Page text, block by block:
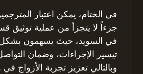
في الختام، يمكن اعتبار
جزءاً لا يتجزأ من عملية توثيق
في السويد، حيث يسهمون
تيسير الإجراءات، وضمان
وبالتالي تعزيز تجربة الأزواج